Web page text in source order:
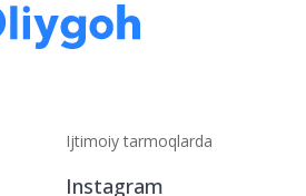
Ijtimoiy tarmoqlarda
Instagram